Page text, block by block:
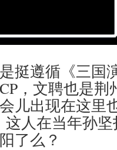
挺遵循《三国
，文聘也是
儿出现在这里
这人在当年孙
了么？